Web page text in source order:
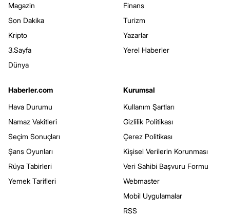
Magazin
Son Dakika
Kripto
3.Sayfa
Dünya
Finans
Turizm
Yazarlar
Yerel Haberler
Haberler.com
Hava Durumu
Namaz Vakitleri
Seçim Sonuçları
Şans Oyunları
Rüya Tabirleri
Yemek Tarifleri
Kurumsal
Kullanım Şartları
Gizlilik Politikası
Çerez Politikası
Kişisel Verilerin Korunması
Veri Sahibi Başvuru Formu
Webmaster
Mobil Uygulamalar
RSS